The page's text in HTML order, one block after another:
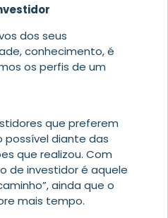
dos seus
conhecimento, é
os perfis de um
que preferem
possível diante das
que realizou. Com
de investidor é aquele
ainda que o
mais tempo.